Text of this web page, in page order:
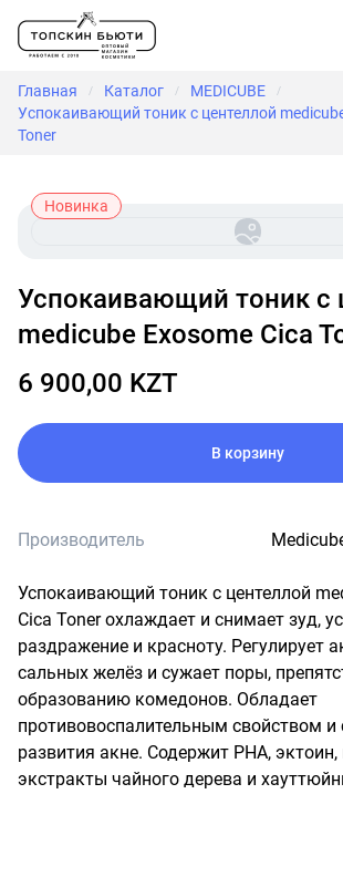
Главная / Каталог / MEDICUBE /
Успокаивающий тоник с центеллой
Toner
Новинка
Успокаивающий тоник с центеллой
medicube Exosome Cica
6 900,00 KZT
В корзину
Производитель
Успокаивающий тоник с центеллой
Cica Toner охлаждает и снимает зуд,
раздражение и красноту. Регулирует
сальных желёз и сужает поры,
образованию комедонов. Обладает
противовоспалительным свойством и
развития акне. Содержит PHA, эктоин,
экстракты чайного дерева и